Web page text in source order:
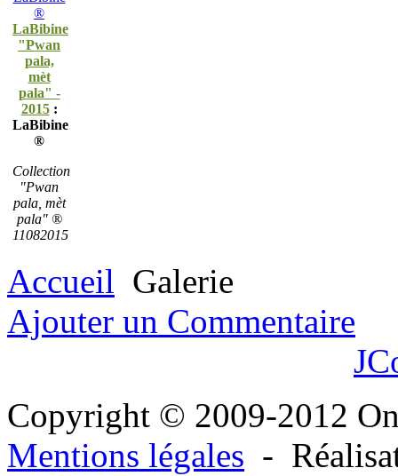
LaBibine
"Pwan
pala,
mèt
pala" -
2015:
LaBibine
®
Collection
"Pwan
pala, mèt
pala" ®
11082015
Accueil Galerie
Ajouter un Commentaire
Copyright © 2009-2012
Mentions légales -